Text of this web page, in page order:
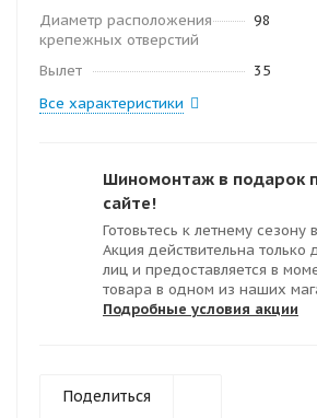
Диаметр расположения
крепежных отверстий
98
Вылет
35
Все характеристики
Шиномонтаж в подарок
сайте!
Готовьтесь к летнему сезону
Акция действительна только
лиц и предоставляется в
товара в одном из наших
Подробные условия акции
Поделиться